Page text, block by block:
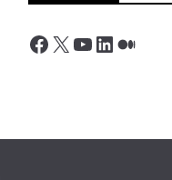
Facebook X YouTube LinkedIn Medium